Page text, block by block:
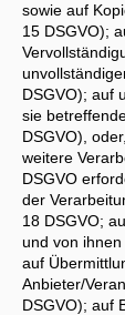
sowie auf
15 DSGVO);
DSGVO); auf
sie
DSGVO),
weitere
DSGVO
der
18 DSGVO;
und von
auf
Anbieter/
DSGVO); auf